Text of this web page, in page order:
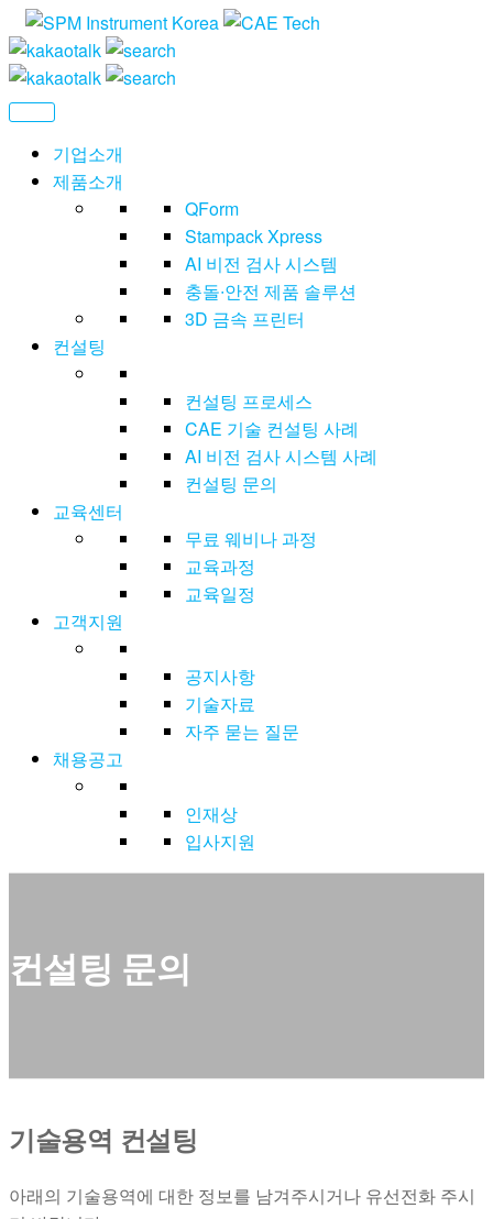
Skip
to
the
content
기업소개
제품소개
QForm
Stampack Xpress
AI 비전 검사 시스템
충돌∙안전 제품 솔루션
3D 금속 프린터
컨설팅
컨설팅 프로세스
CAE 기술 컨설팅 사례
AI 비전 검사 시스템 사례
컨설팅 문의
교육센터
무료 웨비나 과정
교육과정
교육일정
고객지원
공지사항
기술자료
자주 묻는 질문
채용공고
인재상
입사지원
컨설팅 문의
기술용역 컨설팅
아래의 기술용역에 대한 정보를 남겨주시거나 유선전화 주시